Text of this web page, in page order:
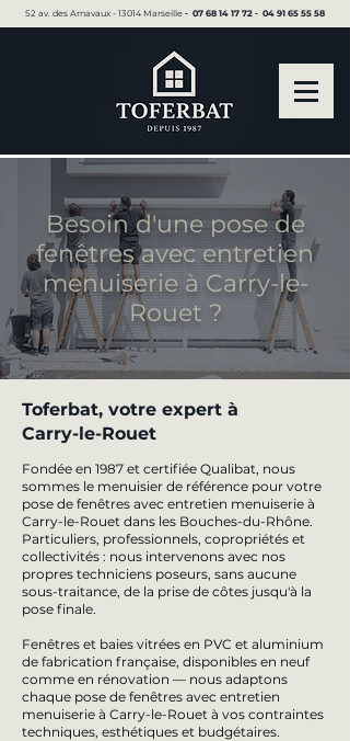
52 av. des Arnavaux - 13014 Marseille ▪︎ 07 68 14 17 72 ▪︎ 04 91 65 55 58
Besoin d'une pose de
fenêtres avec entretien
menuiserie à Carry-le-
Rouet ?
Toferbat, votre expert à
Carry-le-Rouet
Fondée en 1987 et certifiée Qualibat, nous
sommes le menuisier de référence pour votre
pose de fenêtres avec entretien menuiserie à
Carry-le-Rouet dans les Bouches-du-Rhône.
Particuliers, professionnels, copropriétés et
collectivités : nous intervenons avec nos
propres techniciens poseurs, sans aucune
sous-traitance, de la prise de côtes jusqu'à la
pose finale.
Fenêtres et baies vitrées en PVC et aluminium
de fabrication française, disponibles en neuf
comme en rénovation — nous adaptons
chaque pose de fenêtres avec entretien
menuiserie à Carry-le-Rouet à vos contraintes
techniques, esthétiques et budgétaires.